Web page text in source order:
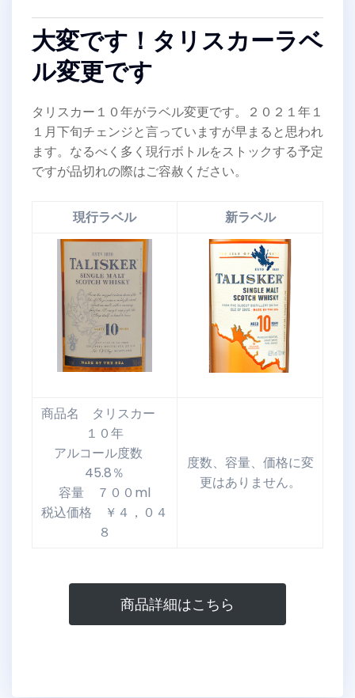
大変です！タリスカーラベ
ル変更です
タリスカー１０年がラベル変更です。２０２１年１
１月下旬チェンジと言っていますが早まると思われ
ます。なるべく多く現行ボトルをストックする予定
ですが品切れの際はご容赦ください。
現行ラベル 新ラベル
商品名 タリスカー
１０年
アルコール度数
45.8％
容量 ７００ml
税込価格 ￥４，０４
８
度数、容量、価格に変
更はありません。
商品詳細はこちら